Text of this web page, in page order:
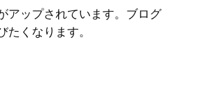
アップされています。ブログ
くなります。